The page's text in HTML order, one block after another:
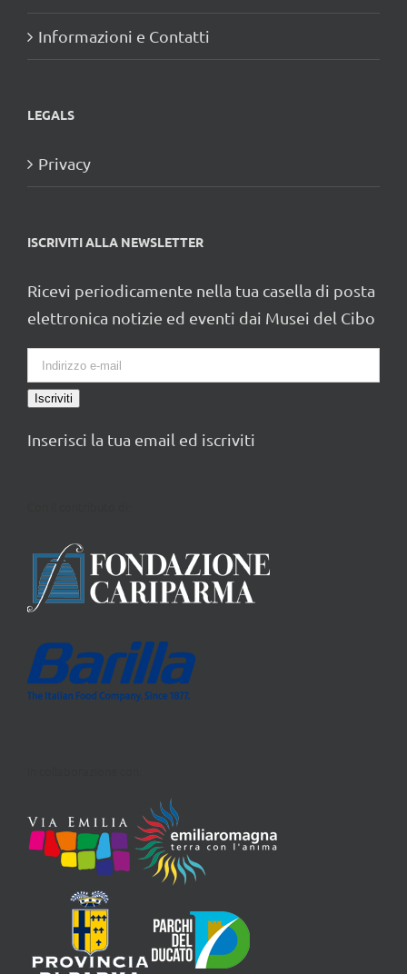
Informazioni e Contatti
LEGALS
Privacy
ISCRIVITI ALLA NEWSLETTER
Ricevi periodicamente nella tua casella di posta
elettronica notizie ed eventi dai Musei del Cibo
Iscriviti
Inserisci la tua email ed iscriviti